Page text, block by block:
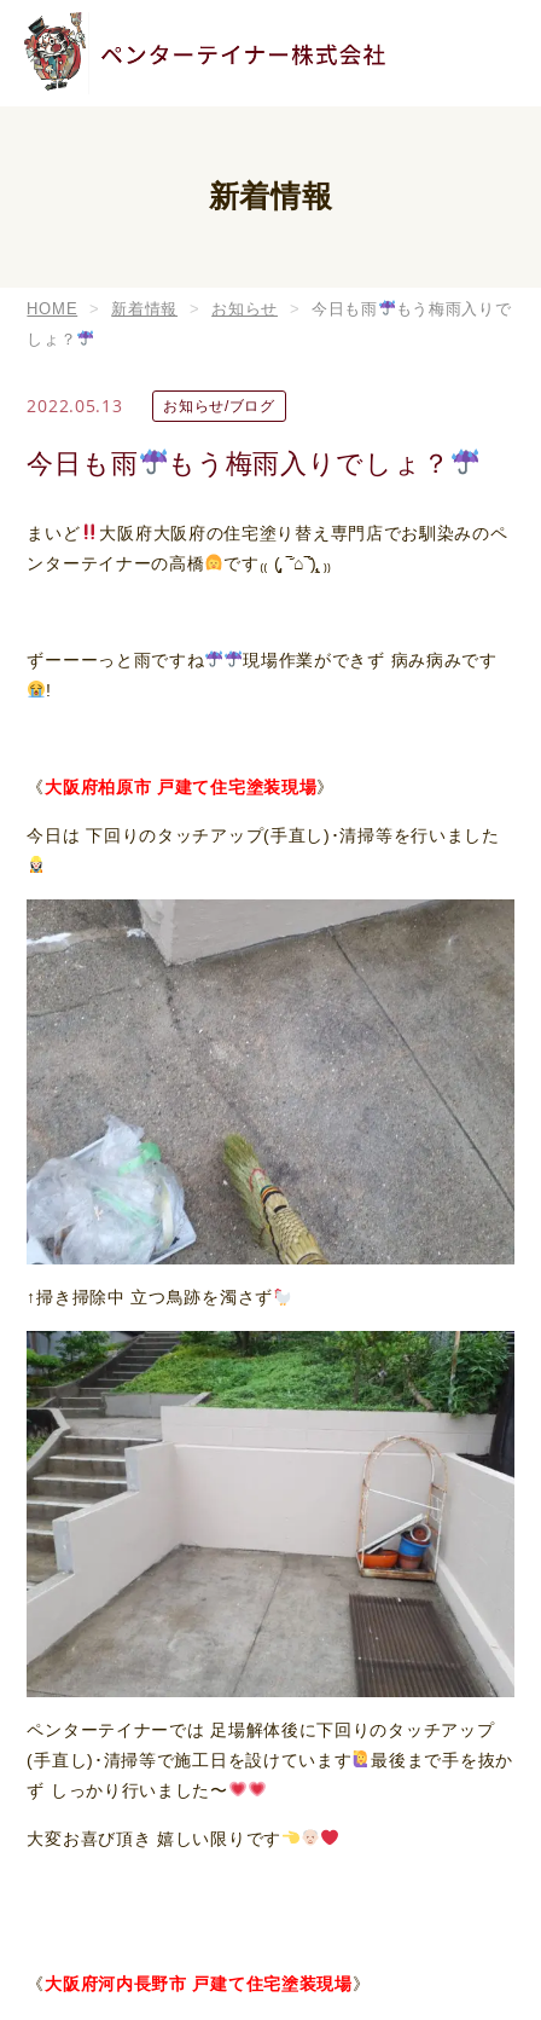
新着情報
HOME 新着情報 お知らせ 今日も雨
もう梅雨入りで
しょ？
2022.05.13 お知らせ/ブログ
今日も雨 もう梅雨入りでしょ？
まいど
大阪府大阪府の住宅塗り替え専門店でお馴染みのペ
ンターテイナーの高橋
です₍₍ (̨̡ ‾᷄⌂‾᷅)̧̢ ₎₎
ずーーーっと雨ですね
現場作業ができず 病み病みです
!
《大阪府柏原市 戸建て住宅塗装現場》
今日は 下回りのタッチアップ(手直し)･清掃等を行いました
↑掃き掃除中 立つ鳥跡を濁さず
ペンターテイナーでは 足場解体後に下回りのタッチアップ
(手直し)･清掃等で施工日を設けています
最後まで手を抜か
ず しっかり行いました〜
大変お喜び頂き 嬉しい限りです
《大阪府河内長野市 戸建て住宅塗装現場》